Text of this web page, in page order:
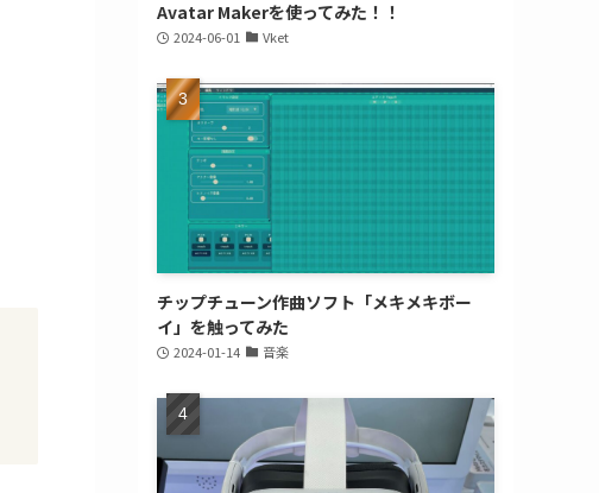
Avatar Makerを使ってみた！！
2024-06-01 Vket
チップチューン作曲ソフト「メキメキボー
イ」を触ってみた
2024-01-14 音楽